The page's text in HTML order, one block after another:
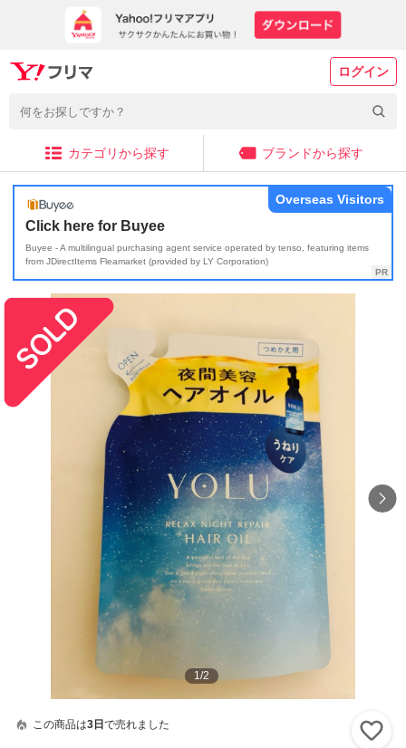
ログイン
カテゴリから探す ブランドから探す
Click here for Buyee
Buyee - A multilingual purchasing agent service operated by tenso, featuring items
from JDirectItems Fleamarket (provided by LY Corporation)
Overseas Visitors
1/2
この商品は3日 で売れました